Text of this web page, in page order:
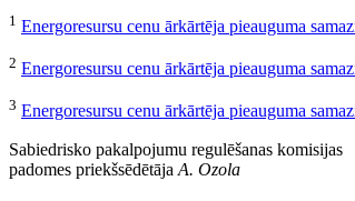
1 Energoresursu cenu ārkārtēja pieauguma
2 Energoresursu cenu ārkārtēja pieauguma
3 Energoresursu cenu ārkārtēja pieauguma
Sabiedrisko pakalpojumu regulēšanas komisijas
padomes priekšsēdētāja A. Ozola